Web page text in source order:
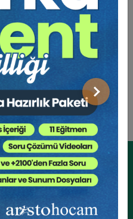
Sonraki
Video Kaydı
Sepete Ekle
İçin
Alın